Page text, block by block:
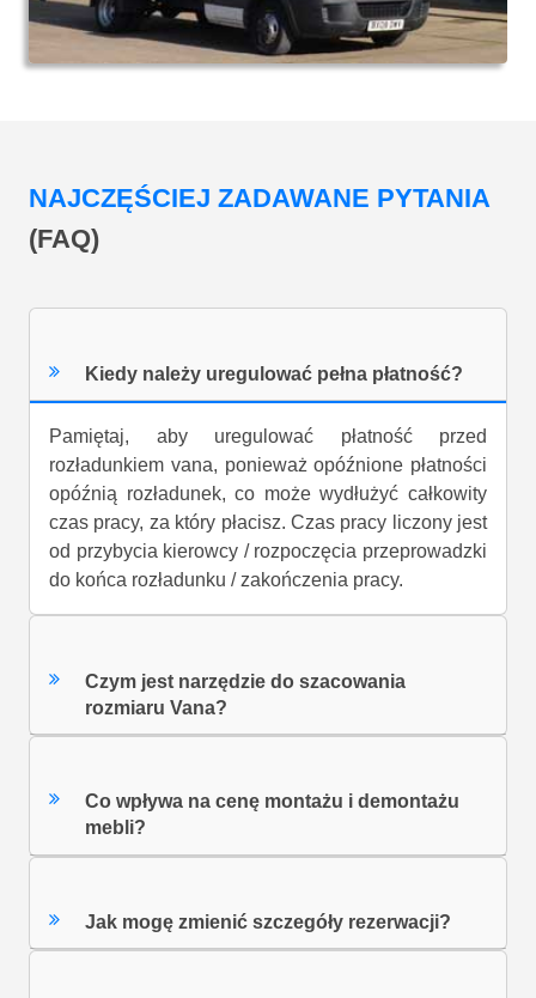
NAJCZĘŚCIEJ ZADAWANE PYTANIA
(FAQ)
Kiedy należy uregulować pełna płatność?
Pamiętaj, aby uregulować płatność przed
rozładunkiem vana, ponieważ opóźnione płatności
opóźnią rozładunek, co może wydłużyć całkowity
czas pracy, za który płacisz. Czas pracy liczony jest
od przybycia kierowcy / rozpoczęcia przeprowadzki
do końca rozładunku / zakończenia pracy.
Czym jest narzędzie do szacowania
rozmiaru Vana?
Co wpływa na cenę montażu i demontażu
mebli?
Jak mogę zmienić szczegóły rezerwacji?